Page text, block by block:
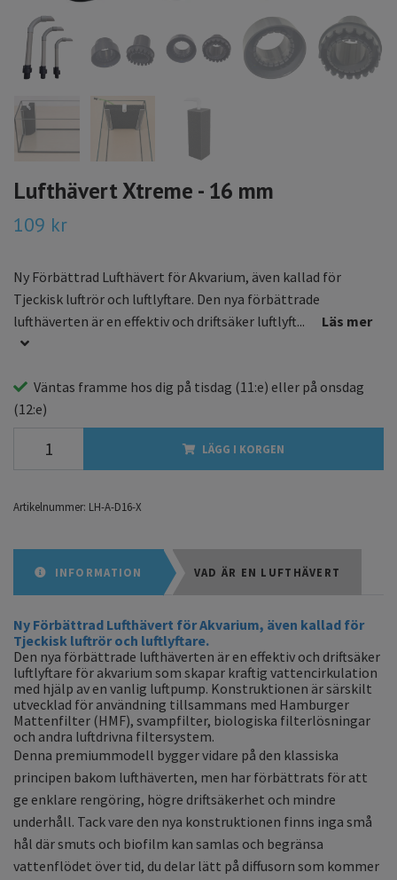
Lufthävert Xtreme - 16 mm
109 kr
Ny Förbättrad Lufthävert för Akvarium, även kallad för
Tjeckisk luftrör och luftlyftare. Den nya förbättrade
lufthäverten är en effektiv och driftsäker luftlyft...
Läs mer
Väntas framme hos dig på tisdag (11:e) eller på onsdag
(12:e)
LÄGG I KORGEN
Artikelnummer: LH-A-D16-X
INFORMATION VAD ÄR EN LUFTHÄVERT
Ny Förbättrad Lufthävert för Akvarium, även kallad för
Tjeckisk luftrör och luftlyftare.
Den nya förbättrade lufthäverten är en effektiv och driftsäker
luftlyftare för akvarium som skapar kraftig vattencirkulation
med hjälp av en vanlig luftpump. Konstruktionen är särskilt
utvecklad för användning tillsammans med Hamburger
Mattenfilter (HMF), svampfilter, biologiska filterlösningar
och andra luftdrivna filtersystem.
Denna premiummodell bygger vidare på den klassiska
principen bakom lufthäverten, men har förbättrats för att
ge enklare rengöring, högre driftsäkerhet och mindre
underhåll. Tack vare den nya konstruktionen finns inga små
hål där smuts och biofilm kan samlas och begränsa
vattenflödet över tid, du delar lätt på diffusorn som kommer